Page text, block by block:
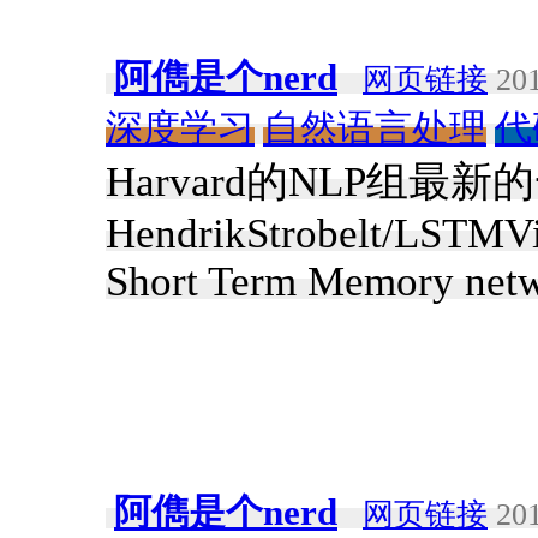
阿儁是个nerd 网页链接
深度学习 自然语言处理
Harvard的NLP组最新
HendrikStrobelt/
Short Term Memory
阿儁是个nerd 网页链接